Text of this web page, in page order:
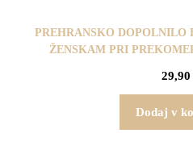
PREHRANSKO DOPOLNILO
ŽENSKAM PRI
29,90
Dodaj v